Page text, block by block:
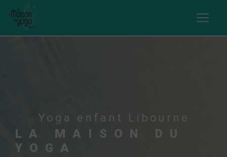
Yoga enfant Libourne
LA MAISON DU
YOGA
Panneau de gestion des cookies